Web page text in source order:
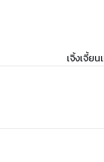
เจิ้งเจี้ย